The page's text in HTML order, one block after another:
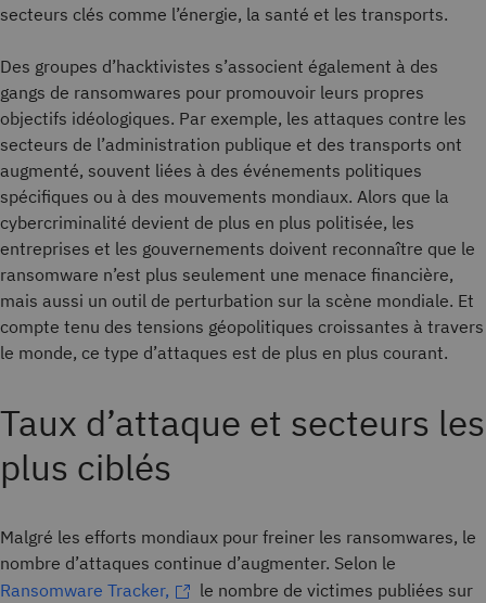
secteurs clés comme l’énergie, la santé et les transports.
Des groupes d’hacktivistes s’associent également à des
gangs de ransomwares pour promouvoir leurs propres
objectifs idéologiques. Par exemple, les attaques contre les
secteurs de l’administration publique et des transports ont
augmenté, souvent liées à des événements politiques
spécifiques ou à des mouvements mondiaux. Alors que la
cybercriminalité devient de plus en plus politisée, les
entreprises et les gouvernements doivent reconnaître que le
ransomware n’est plus seulement une menace financière,
mais aussi un outil de perturbation sur la scène mondiale. Et
compte tenu des tensions géopolitiques croissantes à travers
le monde, ce type d’attaques est de plus en plus courant.
Taux d’attaque et secteurs les
plus ciblés
Malgré les efforts mondiaux pour freiner les ransomwares, le
nombre d’attaques continue d’augmenter. Selon le
Ransomware Tracker,
le nombre de victimes publiées sur